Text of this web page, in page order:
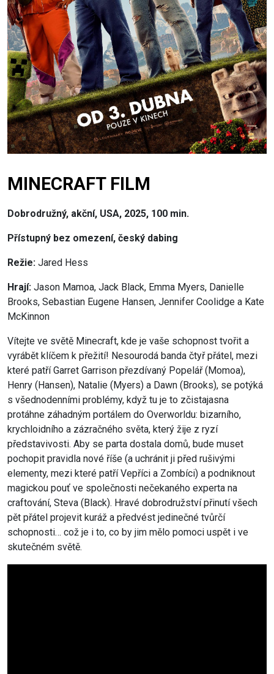
MINECRAFT FILM
Dobrodružný, akční, USA, 2025, 100 min.
Přístupný bez omezení, český dabing
Režie: Jared Hess
Hrají: Jason Mamoa, Jack Black, Emma Myers, Danielle
Brooks, Sebastian Eugene Hansen, Jennifer Coolidge a Kate
McKinnon
Vítejte ve světě Minecraft, kde je vaše schopnost tvořit a
vyrábět klíčem k přežití! Nesourodá banda čtyř přátel, mezi
které patří Garret Garrison přezdívaný Popelář (Momoa),
Henry (Hansen), Natalie (Myers) a Dawn (Brooks), se potýká
s všednodenními problémy, když tu je to zčistajasna
protáhne záhadným portálem do Overworldu: bizarního,
krychloidního a zázračného světa, který žije z ryzí
představivosti. Aby se parta dostala domů, bude muset
pochopit pravidla nové říše (a uchránit ji před rušivými
elementy, mezi které patří Vepříci a Zombíci) a podniknout
magickou pouť ve společnosti nečekaného experta na
craftování, Steva (Black). Hravé dobrodružství přinutí všech
pět přátel projevit kuráž a předvést jedinečné tvůrčí
schopnosti… což je i to, co by jim mělo pomoci uspět i ve
skutečném světě.